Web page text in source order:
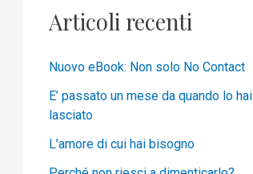
Articoli recenti
Nuovo eBook: Non solo No Contact
E’ passato un mese da quando lo hai
lasciato
L’amore di cui hai bisogno